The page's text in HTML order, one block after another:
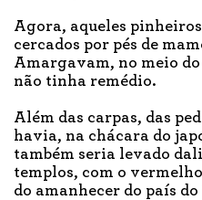
Agora, aqueles
cercados por pés de
Amargavam, no meio
não tinha remédio.
Além das carpas, das
havia, na chácara do
também seria levado
templos, com o
do amanhecer do país